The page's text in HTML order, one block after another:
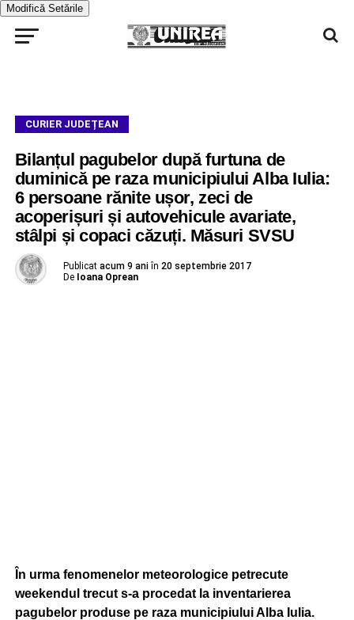
Modifică Setările
CURIER JUDEȚEAN
Bilanțul pagubelor după furtuna de
duminică pe raza municipiului Alba Iulia:
6 persoane rănite ușor, zeci de
acoperișuri și autovehicule avariate,
stâlpi și copaci căzuți. Măsuri SVSU
Publicat acum 9 ani în 20 septembrie 2017
De Ioana Oprean
În urma fenomenelor meteorologice petrecute
weekendul trecut s-a procedat la inventarierea
pagubelor produse pe raza municipiului Alba Iulia.